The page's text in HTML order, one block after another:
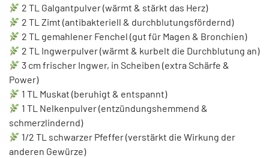
2 TL Galgantpulver (wärmt & stärkt das Herz)
2 TL Zimt (antibakteriell & durchblutungsfördernd)
2 TL gemahlener Fenchel (gut für Magen & Bronchien)
2 TL Ingwerpulver (wärmt & kurbelt die Durchblutung an)
3 cm frischer Ingwer, in Scheiben (extra Schärfe &
Power)
1 TL Muskat (beruhigt & entspannt)
1 TL Nelkenpulver (entzündungshemmend &
schmerzlindernd)
1/2 TL schwarzer Pfeffer (verstärkt die Wirkung der
anderen Gewürze)